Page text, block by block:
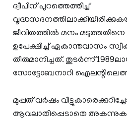
ദ്വീപിന് പുറത്തെത്തിച്ച്
ജീവിതത്തില്‍ മനം
ഉപേക്ഷിച്ച് ഏകാന്തവാസം
തീരുമാനിച്ചത്. തുടര്‍ന്ന്
സോട്ടോബനാറി
മുപ്പത് വര്‍ഷം
ആവലാതിപ്പെടാതെ